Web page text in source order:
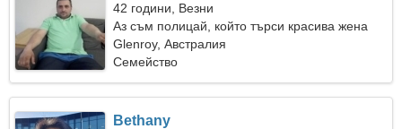
42 години, Везни
Аз съм полицай, който търси красива жена
Glenroy, Австралия
Семейство
Bethany